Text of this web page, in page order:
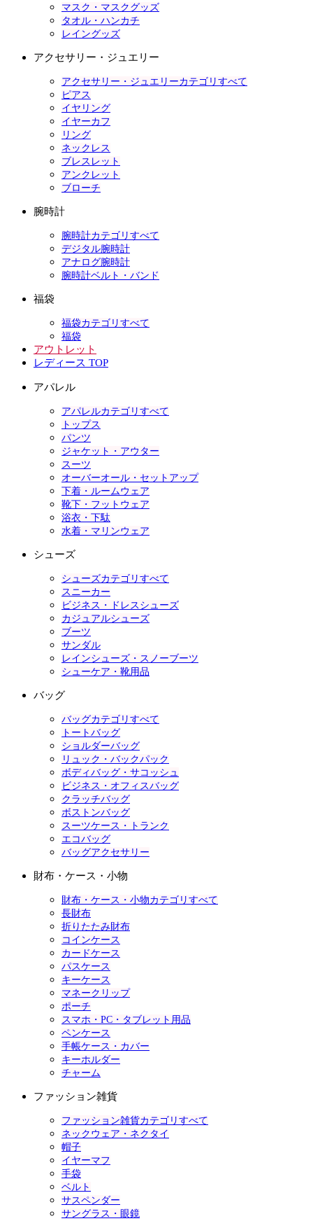
マスク・マスクグッズ
タオル・ハンカチ
レイングッズ
アクセサリー・ジュエリー
アクセサリー・ジュエリーカテゴリすべて
ピアス
イヤリング
イヤーカフ
リング
ネックレス
ブレスレット
アンクレット
ブローチ
腕時計
腕時計カテゴリすべて
デジタル腕時計
アナログ腕時計
腕時計ベルト・バンド
福袋
福袋カテゴリすべて
福袋
アウトレット
レディース TOP
アパレル
アパレルカテゴリすべて
トップス
パンツ
ジャケット・アウター
スーツ
オーバーオール・セットアップ
下着・ルームウェア
靴下・フットウェア
浴衣・下駄
水着・マリンウェア
シューズ
シューズカテゴリすべて
スニーカー
ビジネス・ドレスシューズ
カジュアルシューズ
ブーツ
サンダル
レインシューズ・スノーブーツ
シューケア・靴用品
バッグ
バッグカテゴリすべて
トートバッグ
ショルダーバッグ
リュック・バックパック
ボディバッグ・サコッシュ
ビジネス・オフィスバッグ
クラッチバッグ
ボストンバッグ
スーツケース・トランク
エコバッグ
バッグアクセサリー
財布・ケース・小物
財布・ケース・小物カテゴリすべて
長財布
折りたたみ財布
コインケース
カードケース
パスケース
キーケース
マネークリップ
ポーチ
スマホ・PC・タブレット用品
ペンケース
手帳ケース・カバー
キーホルダー
チャーム
ファッション雑貨
ファッション雑貨カテゴリすべて
ネックウェア・ネクタイ
帽子
イヤーマフ
手袋
ベルト
サスペンダー
サングラス・眼鏡